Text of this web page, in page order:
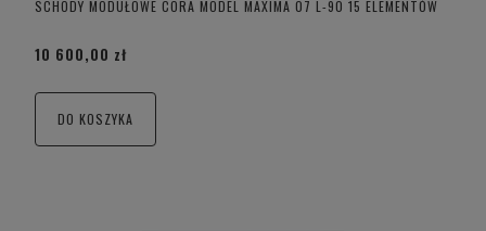
SCHODY MODUŁOWE CORA MODEL MAXIMA 07 L-90 15 ELEMENTÓW
10 600,00 zł
DO KOSZYKA